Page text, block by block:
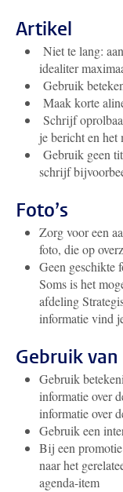
Artikel
Niet te lang:
idealiter
Gebruik
Maak korte
Schrijf
je bericht en
Gebruik geen
schrijf
Foto’s
Zorg voor een
foto, die op
Geen geschikte
Soms is het
afdeling
informatie vind
Gebruik
Gebruik
informatie over
informatie over
Gebruik een
Bij een
naar het
agenda-item